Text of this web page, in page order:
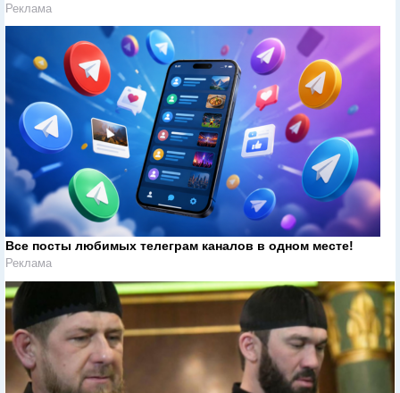
Реклама
Все посты любимых телеграм каналов в одном месте!
Реклама